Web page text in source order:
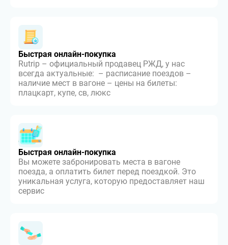
Быстрая онлайн-покупка
Rutrip – официальный продавец РЖД, у нас
всегда актуальные: – расписание поездов –
наличие мест в вагоне – цены на билеты:
плацкарт, купе, св, люкс
Быстрая онлайн-покупка
Вы можете забронировать места в вагоне
поезда, а оплатить билет перед поездкой. Это
уникальная услуга, которую предоставляет наш
сервис